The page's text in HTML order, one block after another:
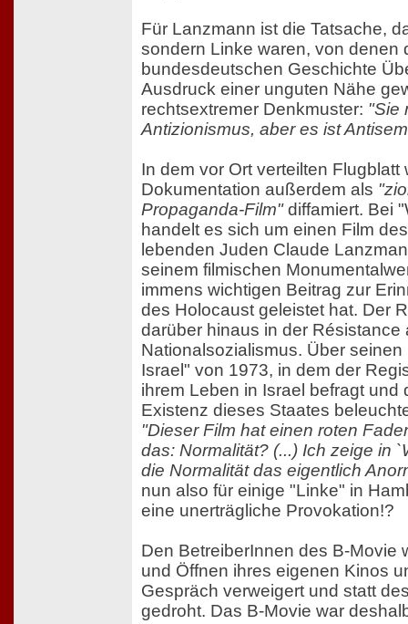
Für Lanzmann ist die Tatsache,
sondern Linke waren, von denen
bundesdeutschen Geschichte
Ausdruck einer unguten Nähe
rechtsextremer Denkmuster: "Sie
Antizionismus, aber es ist
In dem vor Ort verteilten Flugblatt
Dokumentation außerdem als
Propaganda-Film"diffamiert. Bei
handelt es sich um einen Film
lebenden Juden Claude
seinem filmischen
immens wichtigen Beitrag zur
des Holocaust geleistet hat. Der
darüber hinaus in der Résistance
Nationalsozialismus. Über seinen
Israel" von 1973, in dem der
ihrem Leben in Israel befragt und
Existenz dieses Staates
"Dieser Film hat einen roten
das: Normalität? (...) Ich zeige in
die Normalität das eigentlich
nun also für einige "Linke" in
eine unerträgliche Provokation!?
Den BetreiberInnen des B-Movie
und Öffnen ihres eigenen Kinos
Gespräch verweigert und statt
gedroht. Das B-Movie war